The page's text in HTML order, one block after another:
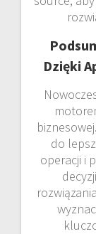
Dzięki
do
operacji i